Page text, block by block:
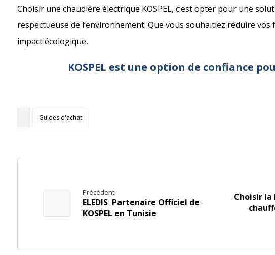
Choisir une chaudière électrique KOSPEL, c’est opter pour une
respectueuse de l’environnement. Que vous souhaitiez réduire
impact écologique,
KOSPEL est une option de confiance
Guides d'achat
Précédent
ELEDIS Partenaire Officiel de
KOSPEL en Tunisie
Choisir la